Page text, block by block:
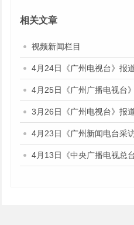
相关文章
视频新闻栏目